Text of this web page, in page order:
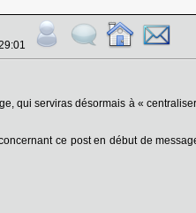
qui serviras désormais à «
ce post en début de